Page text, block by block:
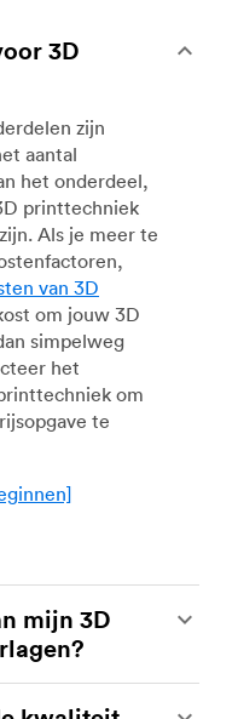
3D
zijn
aantal
het onderdeel,
printtechniek
Als je meer te
van 3D
om jouw 3D
simpelweg
het
om
te
mijn 3D